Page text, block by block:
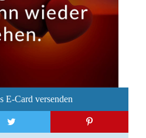
E-Card versenden